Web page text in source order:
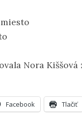
Nora Kiššová
Facebook Tlačiť